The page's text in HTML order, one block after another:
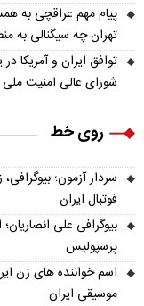
پیام مهم عراقچی به
تهران چه سیگنالی به
توافق ایران و آمریکا
شورای عالی امنیت ملی
روی خط
سردار آزمون؛
فوتبال ایران
بیوگرافی علی
پرسپولیس
اسم خواننده های زن
موسیقی ایران